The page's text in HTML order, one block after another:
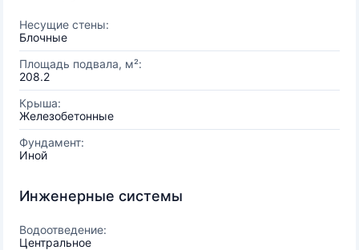
Несущие стены:
Блочные
Площадь подвала, м²:
208.2
Крыша:
Железобетонные
Фундамент:
Иной
Инженерные системы
Водоотведение:
Центральное